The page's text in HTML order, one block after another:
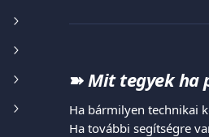
➽ Mit tegyek ha
Ha bármilyen technikai
Ha további segítségre